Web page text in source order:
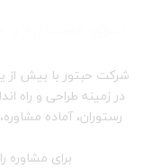
شرکت حبتور با بیش از
در زمینه طراحی و راه
رستوران، آماده
برای مشاوره